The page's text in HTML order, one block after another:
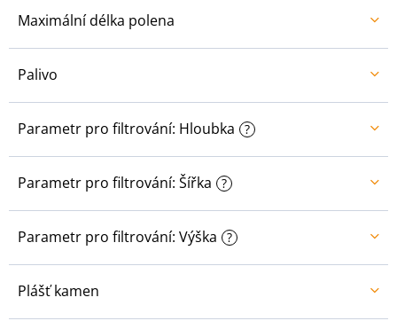
Maximální délka polena
Palivo
Parametr pro filtrování: Hloubka ?
Parametr pro filtrování: Šířka ?
Parametr pro filtrování: Výška ?
Plášť kamen